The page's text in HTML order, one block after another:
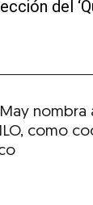
del
nombra
como